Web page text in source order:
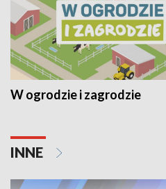
W ogrodzie i zagrodzie
INNE